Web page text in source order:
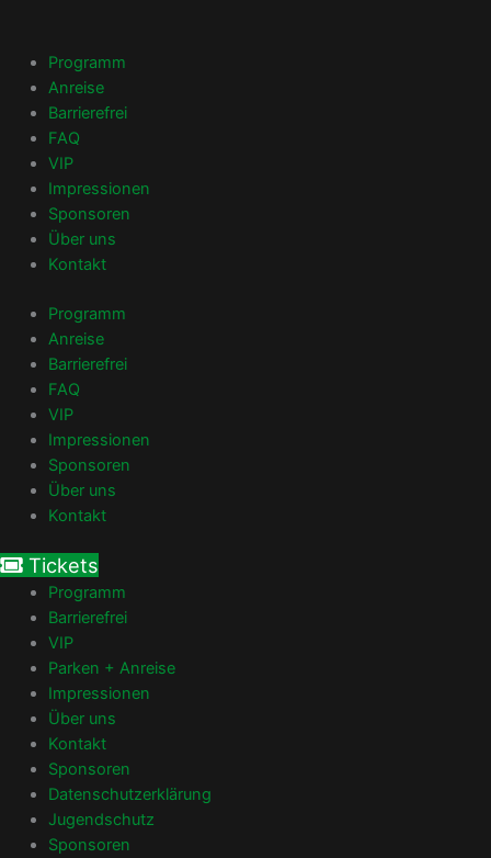
springenProgramm
Anreise
Barrierefrei
FAQ
VIP
Impressionen
Sponsoren
Über uns
Kontakt
Programm
Anreise
Barrierefrei
FAQ
VIP
Impressionen
Sponsoren
Über uns
Kontakt
Tickets
Programm
Barrierefrei
VIP
Parken + Anreise
Impressionen
Über uns
Kontakt
Sponsoren
Datenschutzerklärung
Jugendschutz
Sponsoren